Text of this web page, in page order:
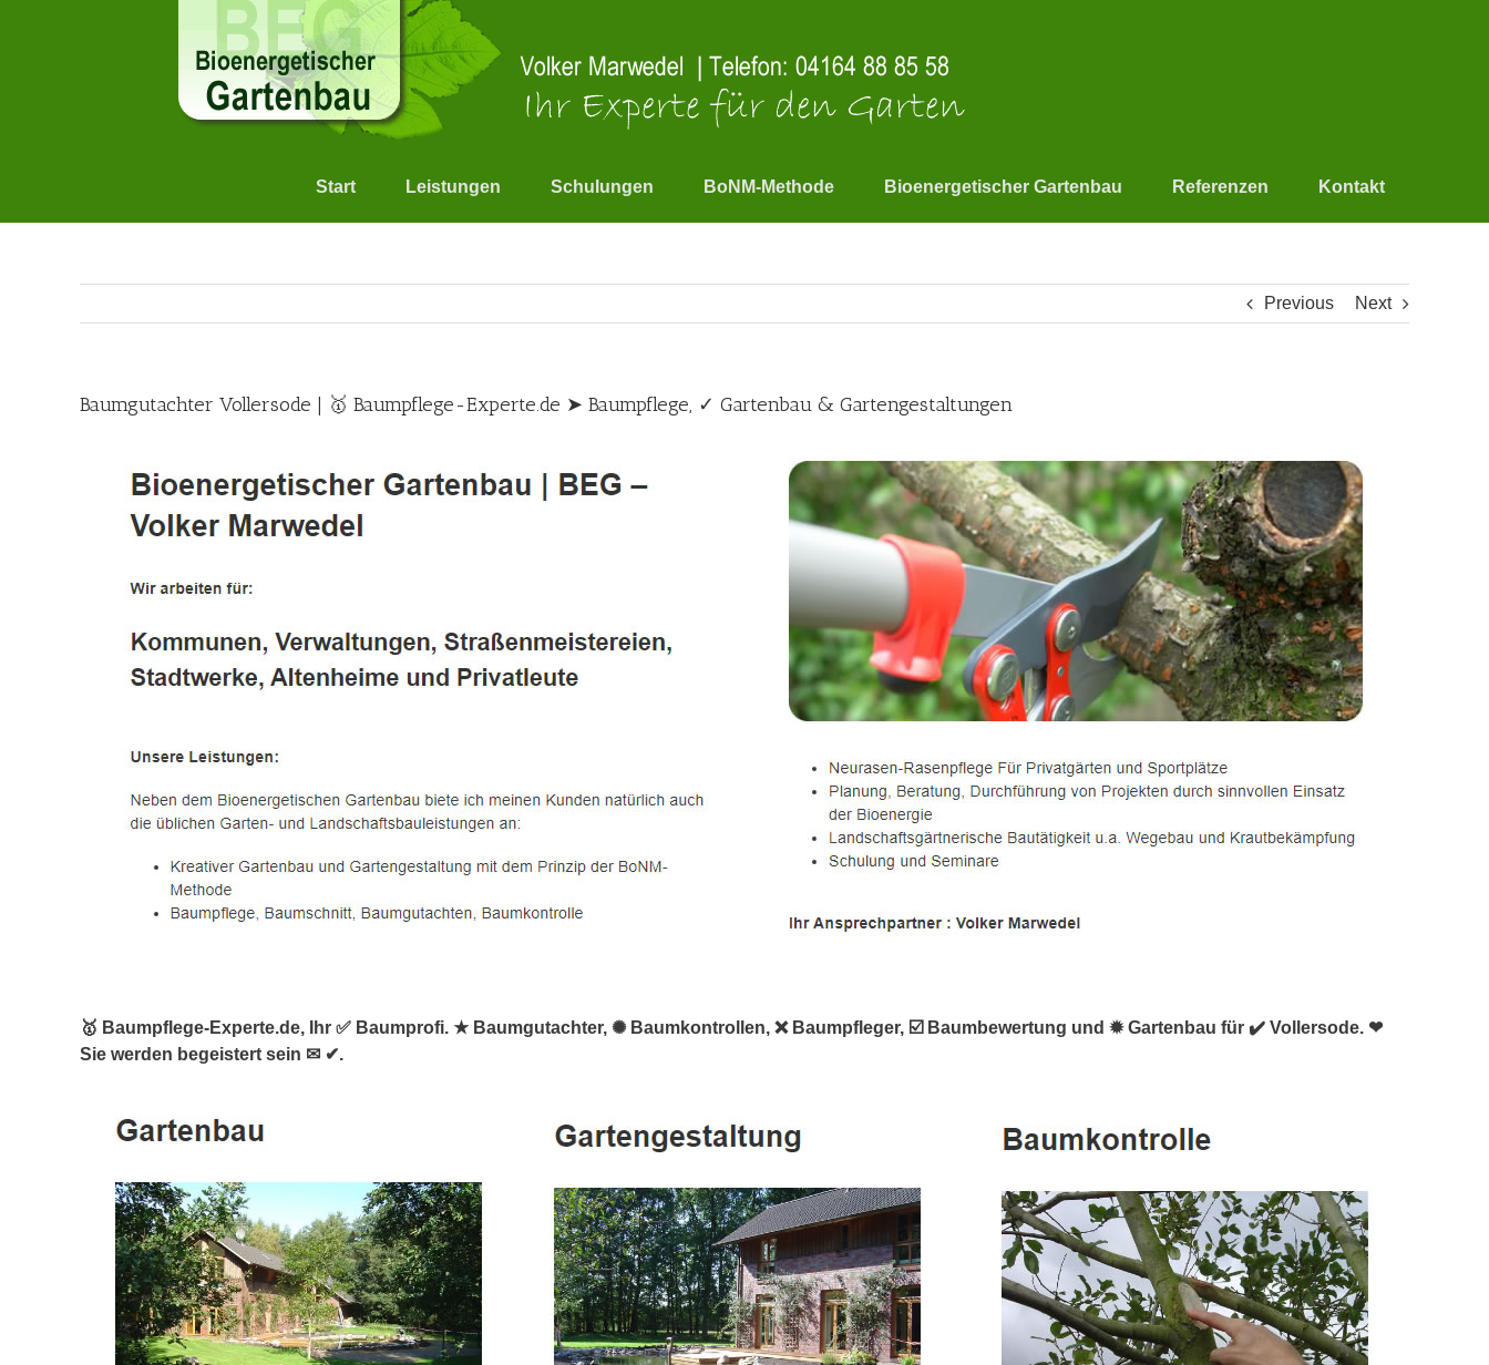
Start Leistungen Schulungen BoNM-Methode Bioenergetischer Gartenbau Referenzen Kontakt
Previous Next
Baumgutachter Vollersode | 🥇 Baumpflege-Experte.de ➤ Baumpflege, ✓ Gartenbau & Gartengestaltungen
🥇 Baumpflege-Experte.de, Ihr ✅ Baumprofi. ★ Baumgutachter, ✺ Baumkontrollen, ❌ Baumpfleger, ☑️ Baumbewertung und ✹ Gartenbau für ✔️ Vollersode. ❤
Sie werden begeistert sein ✉ ✔.